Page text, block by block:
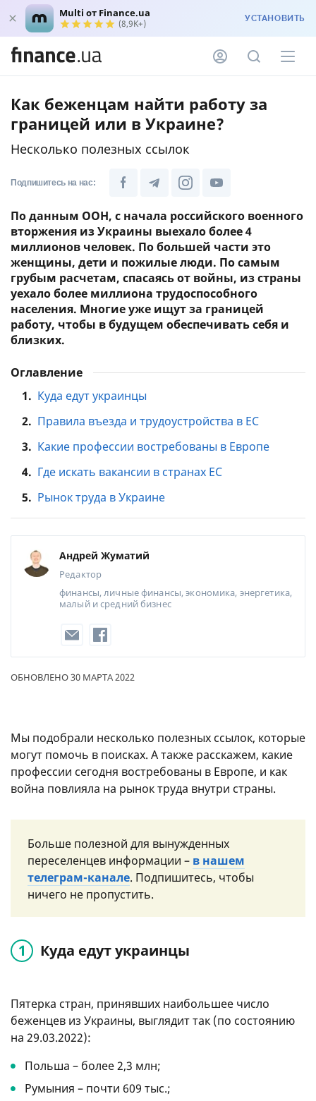
Multi от Finance.ua
(8,9K+) УСТАНОВИТЬ
Как беженцам найти работу за
границей или в Украине?
Несколько полезных ссылок
Подпишитесь на нас:
По данным ООН, с начала российского военного
вторжения из Украины выехало более 4
миллионов человек. По большей части это
женщины, дети и пожилые люди. По самым
грубым расчетам, спасаясь от войны, из страны
уехало более миллиона трудоспособного
населения. Многие уже ищут за границей
работу, чтобы в будущем обеспечивать себя и
близких.
Оглавление
1. Куда едут украинцы
2. Правила въезда и трудоустройства в ЕС
3. Какие профессии востребованы в Европе
4. Где искать вакансии в странах ЕС
5. Рынок труда в Украине
Андрей Жуматий
Редактор
финансы, личные финансы, экономика, энергетика,
малый и средний бизнес
ОБНОВЛЕНО 30 МАРТА 2022
Мы подобрали несколько полезных ссылок, которые
могут помочь в поисках. А также расскажем, какие
профессии сегодня востребованы в Европе, и как
война повлияла на рынок труда внутри страны.
Больше полезной для вынужденных
переселенцев информации – в нашем
телеграм-канале. Подпишитесь, чтобы
ничего не пропустить.
Куда едут украинцы
Пятерка стран, принявших наибольшее число
беженцев из Украины, выглядит так (по состоянию
на 29.03.2022):
Польша – более 2,3 млн;
Румыния – почти 609 тыс.;